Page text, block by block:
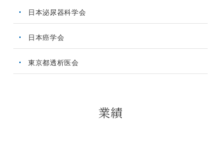
日本泌尿器科学会
日本癌学会
東京都透析医会
業績